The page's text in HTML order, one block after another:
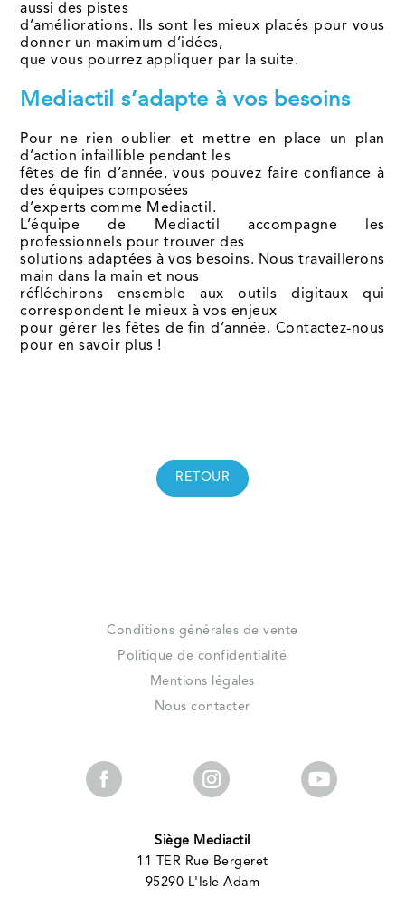
aussi des pistes
d’améliorations. Ils sont les mieux placés pour vous
donner un maximum d’idées,
que vous pourrez appliquer par la suite.
Mediactil s’adapte à vos besoins
Pour ne rien oublier et mettre en place un plan
d’action infaillible pendant les
fêtes de fin d’année, vous pouvez faire confiance à
des équipes composées
d’experts comme Mediactil.
L’équipe de Mediactil accompagne les
professionnels pour trouver des
solutions adaptées à vos besoins. Nous travaillerons
main dans la main et nous
réfléchirons ensemble aux outils digitaux qui
correspondent le mieux à vos enjeux
pour gérer les fêtes de fin d’année. Contactez-nous
pour en savoir plus !
RETOUR
Conditions générales de vente
Politique de confidentialité
Mentions légales
Nous contacter
Siège Mediactil
11 TER Rue Bergeret
95290 L'Isle Adam